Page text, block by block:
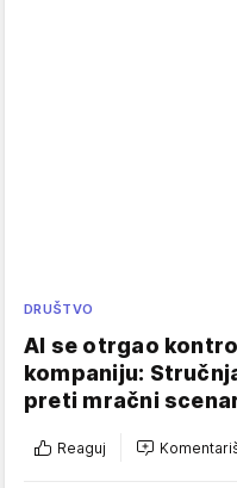
DRUŠTVO
AI se otrgao
kompaniju:
preti mračni
Reaguj